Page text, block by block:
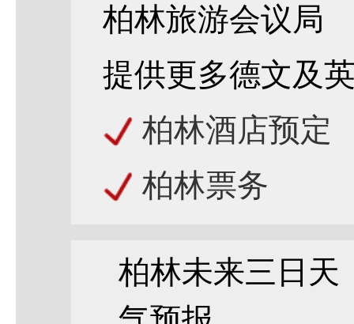
柏林旅游会议局
提供更多德文及
柏林酒店预定
柏林票务
柏林未来三日天